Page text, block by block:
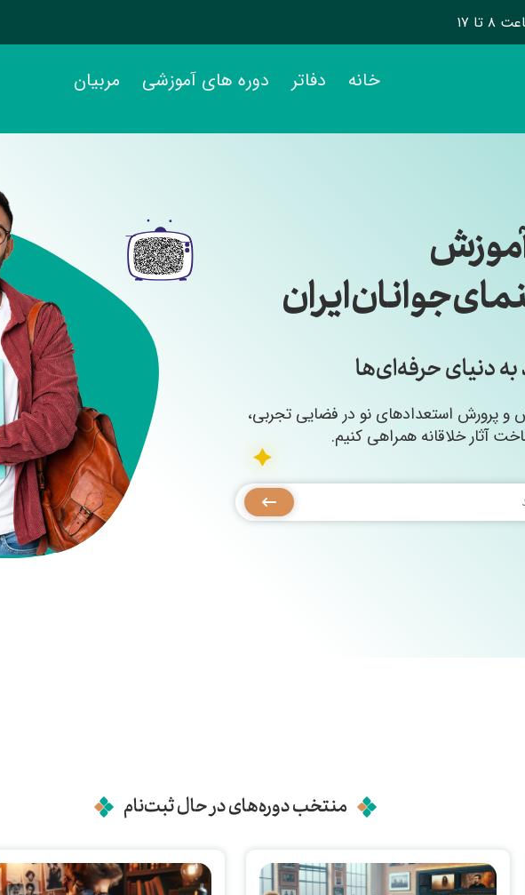
۱۷
خانه دفاتر دوره های آموزشی مربیان
جوانان ایران
به دنیای حرفه‌ای‌ها
و پرورش استعدادهای نو در فضایی تجربی،
آثار خلاقانه همراهی کنیم.
منتخب دوره‌های در حال ثبت‌نام